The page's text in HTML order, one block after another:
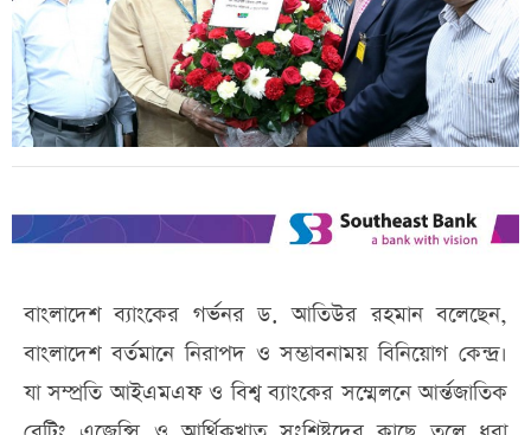
বাংলাদেশ ব্যাংকের গর্ভনর ড. আতিউর রহমান বলেছেন,
বাংলাদেশ বর্তমানে নিরাপদ ও সম্ভাবনাময় বিনিয়োগ কেন্দ্র।
যা সম্প্রতি আইএমএফ ও বিশ্ব ব্যাংকের সম্মেলনে আর্ন্তজাতিক